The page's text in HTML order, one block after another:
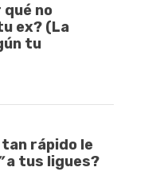
qué no
ex? (La
tu
tan rápido le
a tus ligues?